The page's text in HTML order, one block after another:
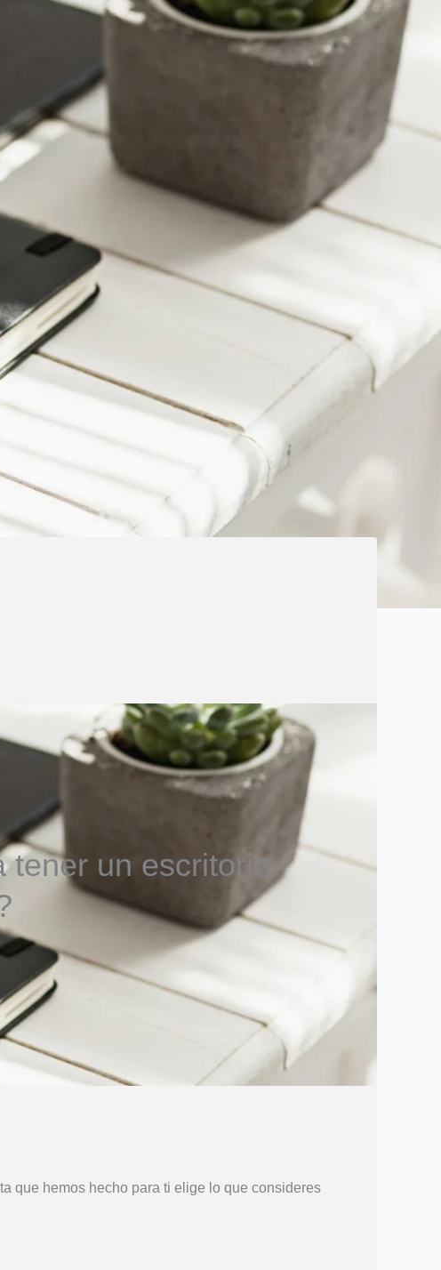
tener un escritorio
que hemos hecho para ti elige lo que consideres